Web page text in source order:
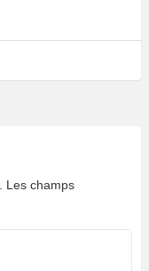
Les champs